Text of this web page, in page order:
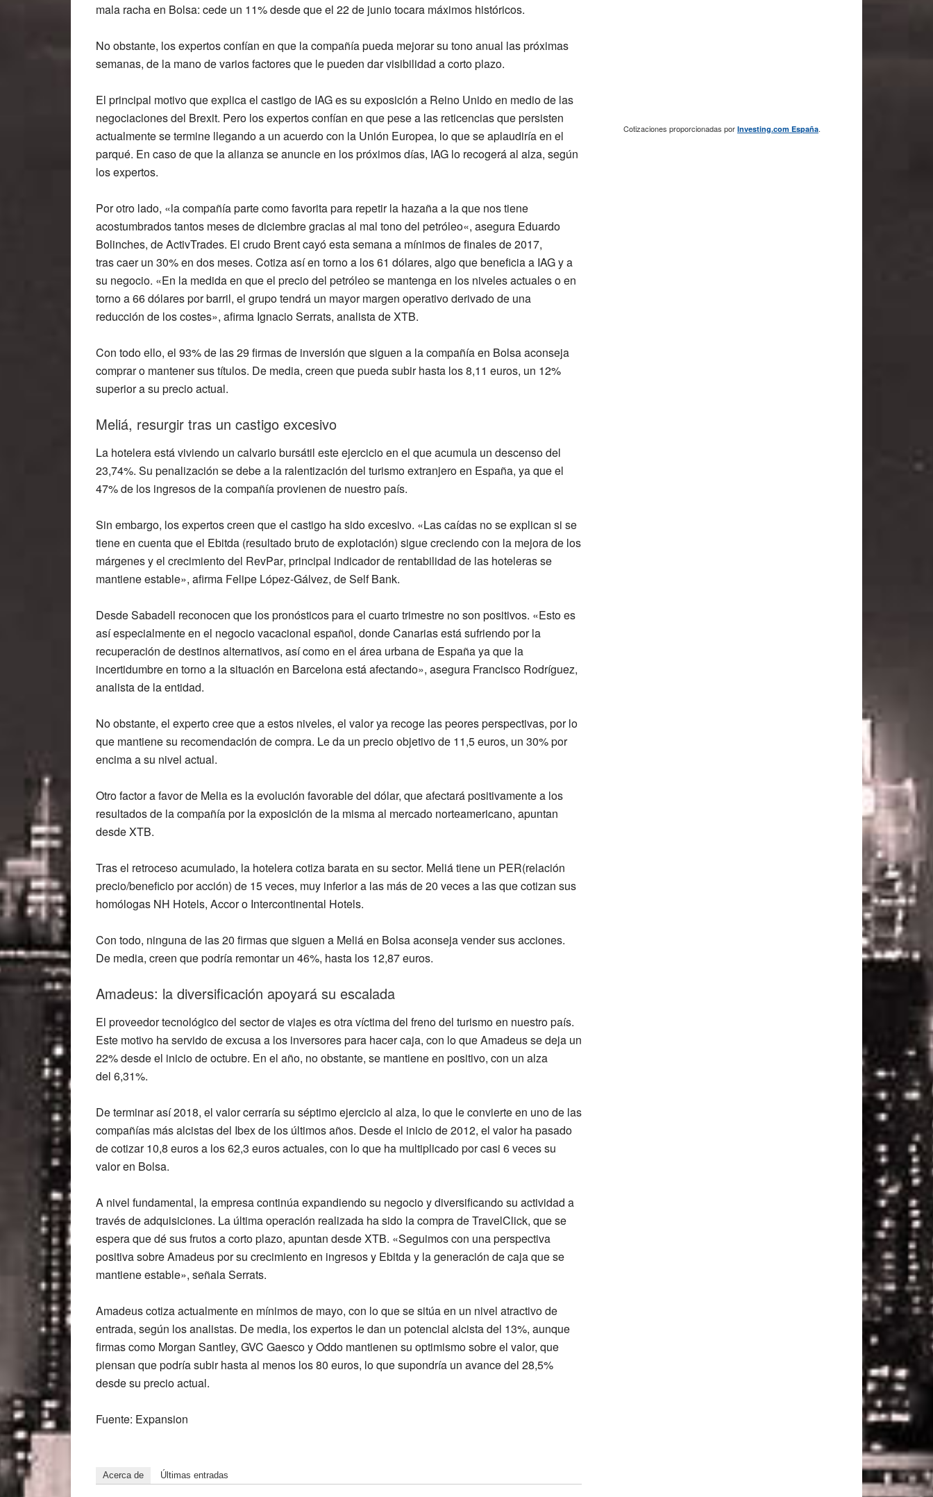
mala racha en Bolsa: cede un 11% desde que el 22 de junio tocara máximos históricos.
No obstante, los expertos confían en que la compañíapueda mejorar su tono anual las próximas
semanas, de la mano de varios factores que le pueden dar visibilidad a corto plazo.
El principal motivoque explica el castigo de IAG es su exposición a Reino Unidoen medio de las
negociaciones del Brexit. Pero los expertos confían en que pese a las reticencias que persisten
actualmentese termine llegando a un acuerdocon la Unión Europea, lo que se aplaudiría en el
parqué. En caso de que la alianza se anuncie en los próximos días, IAG lo recogerá al alza, según
los expertos.
Por otro lado, «la compañía parte como favorita para repetir la hazaña a la que nos tiene
acostumbrados tantos meses de diciembregracias al mal tono del petróleo«, asegura Eduardo
Bolinches, de ActivTrades. El crudo Brentcayó esta semana a mínimos de finales de 2017,
trascaer un 30% en dos meses. Cotiza así en torno a los61 dólares, algo que beneficia a IAG y a
su negocio. «En la medida en que el precio del petróleo se mantenga en los niveles actuales o en
torno a 66 dólares por barril, el grupo tendrá un mayor margen operativoderivado de una
reducción de los costes», afirma Ignacio Serrats, analista de XTB.
Con todo ello, el 93% de las 29 firmasde inversión que siguen a la compañía en Bolsaaconseja
comprar o mantenersus títulos. De media, creen que pueda subir hasta los 8,11 euros, un 12%
superiora su precio actual.
Meliá, resurgir tras un castigo excesivo
La hotelera está viviendo un calvario bursátil este ejercicioen el que acumula un descenso del
23,74%. Su penalización se debe a la ralentización del turismo extranjero en España, ya que el
47% de los ingresos de la compañía provienen de nuestro país.
Sin embargo, los expertos creen queel castigo ha sido excesivo. «Las caídas no se explican si se
tiene en cuenta que el Ebitda (resultado bruto de explotación) sigue creciendocon la mejora de los
márgenes y el crecimiento del RevPar, principal indicador de rentabilidad de las hoteleras se
mantiene estable», afirma Felipe López-Gálvez, de Self Bank.
Desde Sabadell reconocen que los pronósticos para el cuarto trimestre no son positivos. «Esto es
así especialmente en el negocio vacacional español, donde Canarias está sufriendo por la
recuperación de destinos alternativos, así como en el área urbana de España ya que la
incertidumbre en torno a la situación en Barcelona está afectando», asegura Francisco Rodríguez,
analista de la entidad.
No obstante, el experto cree quea estos niveles, el valor ya recoge las peores perspectivas, por lo
que mantiene su recomendación de compra. Le da un precio objetivo de 11,5 euros, un 30% por
encimaa su nivel actual.
Otro factor a favor de Melia es laevolución favorable del dólar, que afectará positivamente a los
resultados de la compañía por la exposición de la misma al mercado norteamericano, apuntan
desde XTB.
Tras el retroceso acumulado, la hoteleracotiza barata en su sector. Meliá tiene un PER(relación
precio/beneficio por acción) de 15 veces, muy inferior a las más de 20 veces a las que cotizan sus
homólogas NH Hotels, Accor o Intercontinental Hotels.
Con todo, ninguna de las 20 firmasque siguen a Meliá en Bolsaaconseja vendersus acciones.
De media, creen quepodría remontar un 46%, hasta los 12,87 euros.
Amadeus: la diversificación apoyará su escalada
El proveedor tecnológico del sector de viajes esotra víctima del freno del turismoen nuestro país.
Este motivo ha servido de excusa a los inversores para hacer caja, con lo queAmadeus se deja un
22% desde el inicio de octubre. En el año, no obstante, se mantiene en positivo, con un alza
del 6,31%.
De terminar así 2018, el valor cerraríasu séptimo ejercicio al alza, lo que le convierte en uno de las
compañías más alcistas del Ibex de los últimos años. Desde el inicio de 2012, el valor ha pasado
de cotizar 10,8 euros a los 62,3 euros actuales, con lo que ha multiplicado por casi 6 veces su
valor en Bolsa.
A nivel fundamental, la empresa continúa expandiendo su negocioy diversificando su actividad a
través de adquisiciones. La última operación realizada ha sido lacompra de TravelClick, que se
espera que dé sus frutosa corto plazo, apuntan desde XTB. «Seguimos con una perspectiva
positiva sobre Amadeus por su crecimiento en ingresos y Ebitda y la generación de cajaque se
mantiene estable», señala Serrats.
Amadeus cotiza actualmente en mínimos de mayo, con lo que se sitúa en un nivel atractivo de
entrada, según los analistas. De media, los expertos le dan un potencial alcista del 13%, aunque
firmas como Morgan Santley, GVC Gaesco y Oddo mantienen su optimismo sobre el valor, que
piensan que podría subir hasta al menos los 80 euros, lo que supondría un avance del 28,5%
desde su precio actual.
Fuente: Expansion
Acerca de Últimas entradas
Cotizaciones proporcionadas por Investing.com España.